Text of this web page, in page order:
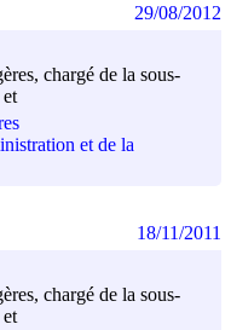
chargé de la sous-
et de la
29/08/2012
chargé de la sous-
18/11/2011